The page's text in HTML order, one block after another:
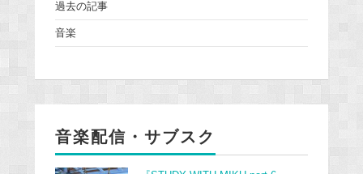
過去の記事
音楽
音楽配信・サブスク